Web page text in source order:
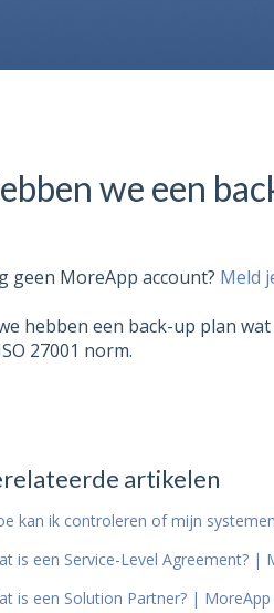
we een
geen MoreApp account? Meld
hebben een back-up plan
27001 norm.
artikelen
kan ik controleren of mijn
is een Service-Level Agreement? |
is een Solution Partner? | MoreApp